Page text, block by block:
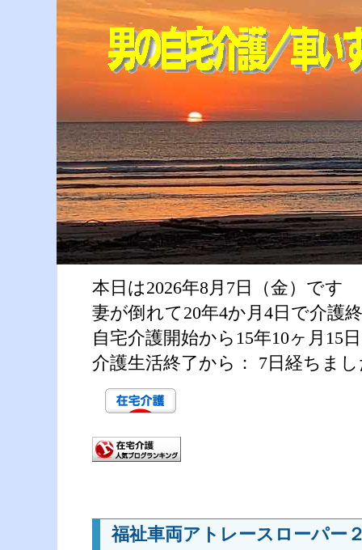
本日は2026年8月7日（金）です
妻が倒れて20年4か月4日で介護
自宅介護開始から15年10ヶ月15
介護生活終了から： 7日経ちま
福祉車両アトレースローパー